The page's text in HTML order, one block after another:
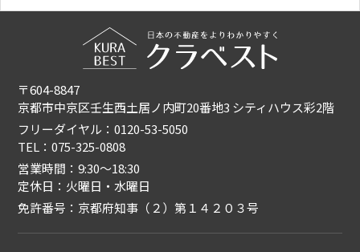
〒604-8847
京都市中京区壬生西土居ノ内町20番地3 シティハウス彩2階
フリーダイヤル：0120-53-5050
TEL：075-325-0808
営業時間：9:30〜18:30
定休日：火曜日・水曜日
免許番号：京都府知事（２）第１４２０３号